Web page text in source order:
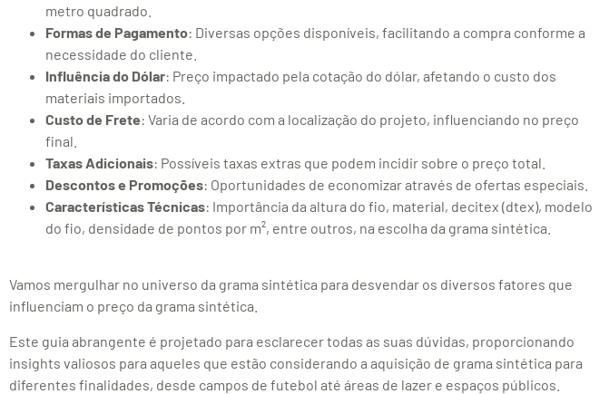
metro quadrado.
Formas de Pagamento: Diversas opções disponíveis, facilitando a compra conforme a
necessidade do cliente.
Influência do Dólar: Preço impactado pela cotação do dólar, afetando o custo dos
materiais importados.
Custo de Frete: Varia de acordo com a localização do projeto, influenciando no preço
final.
Taxas Adicionais: Possíveis taxas extras que podem incidir sobre o preço total.
Descontos e Promoções: Oportunidades de economizar através de ofertas especiais.
Características Técnicas: Importância da altura do fio, material, decitex (dtex), modelo
do fio, densidade de pontos por m², entre outros, na escolha da grama sintética.
Vamos mergulhar no universo da grama sintética para desvendar os diversos fatores que
influenciam o preço da grama sintética.
Este guia abrangente é projetado para esclarecer todas as suas dúvidas, proporcionando
insights valiosos para aqueles que estão considerando a aquisição de grama sintética para
diferentes finalidades, desde campos de futebol até áreas de lazer e espaços públicos.